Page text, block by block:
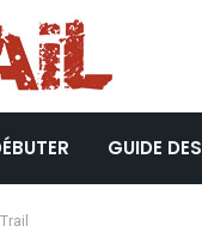
GUIDE